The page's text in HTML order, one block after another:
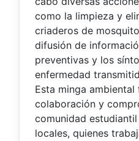
como la limpieza y
criaderos de
difusión de
preventivas y los
enfermedad
Esta minga
colaboración y
comunidad
locales, quienes